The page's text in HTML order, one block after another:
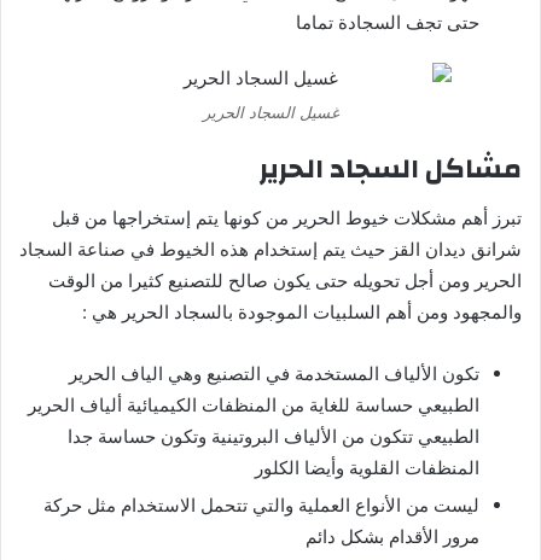
حتى تجف السجادة تماما
غسيل السجاد الحرير
مشاكل السجاد الحرير
تبرز أهم مشكلات خيوط الحرير من كونها يتم إستخراجها من قبل
شرانق ديدان القز حيث يتم إستخدام هذه الخيوط في صناعة السجاد
الحرير ومن أجل تحويله حتى يكون صالح للتصنيع كثيرا من الوقت
والمجهود ومن أهم السلبيات الموجودة بالسجاد الحرير هي :
تكون الألياف المستخدمة في التصنيع وهي الياف الحرير
الطبيعي حساسة للغاية من المنظفات الكيميائية ألياف الحرير
الطبيعي تتكون من الألياف البروتينية وتكون حساسة جدا
المنظفات القلوية وأيضا الكلور
ليست من الأنواع العملية والتي تتحمل الاستخدام مثل حركة
مرور الأقدام بشكل دائم